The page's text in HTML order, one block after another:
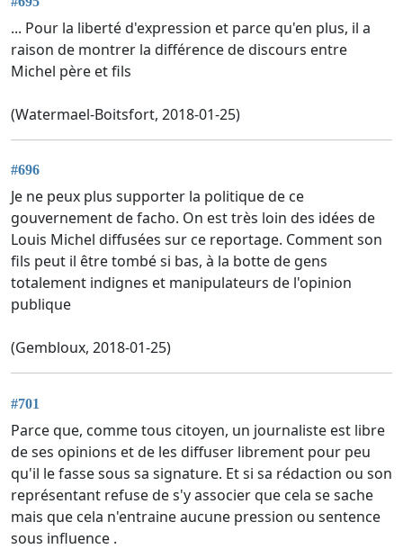
... Pour la liberté d'expression et parce qu'en plus, il a
raison de montrer la différence de discours entre
Michel père et fils
(Watermael-Boitsfort, 2018-01-25)
#696
Je ne peux plus supporter la politique de ce
gouvernement de facho. On est très loin des idées de
Louis Michel diffusées sur ce reportage. Comment son
fils peut il être tombé si bas, à la botte de gens
totalement indignes et manipulateurs de l'opinion
publique
(Gembloux, 2018-01-25)
#701
Parce que, comme tous citoyen, un journaliste est libre
de ses opinions et de les diffuser librement pour peu
qu'il le fasse sous sa signature. Et si sa rédaction ou son
représentant refuse de s'y associer que cela se sache
mais que cela n'entraine aucune pression ou sentence
sous influence .